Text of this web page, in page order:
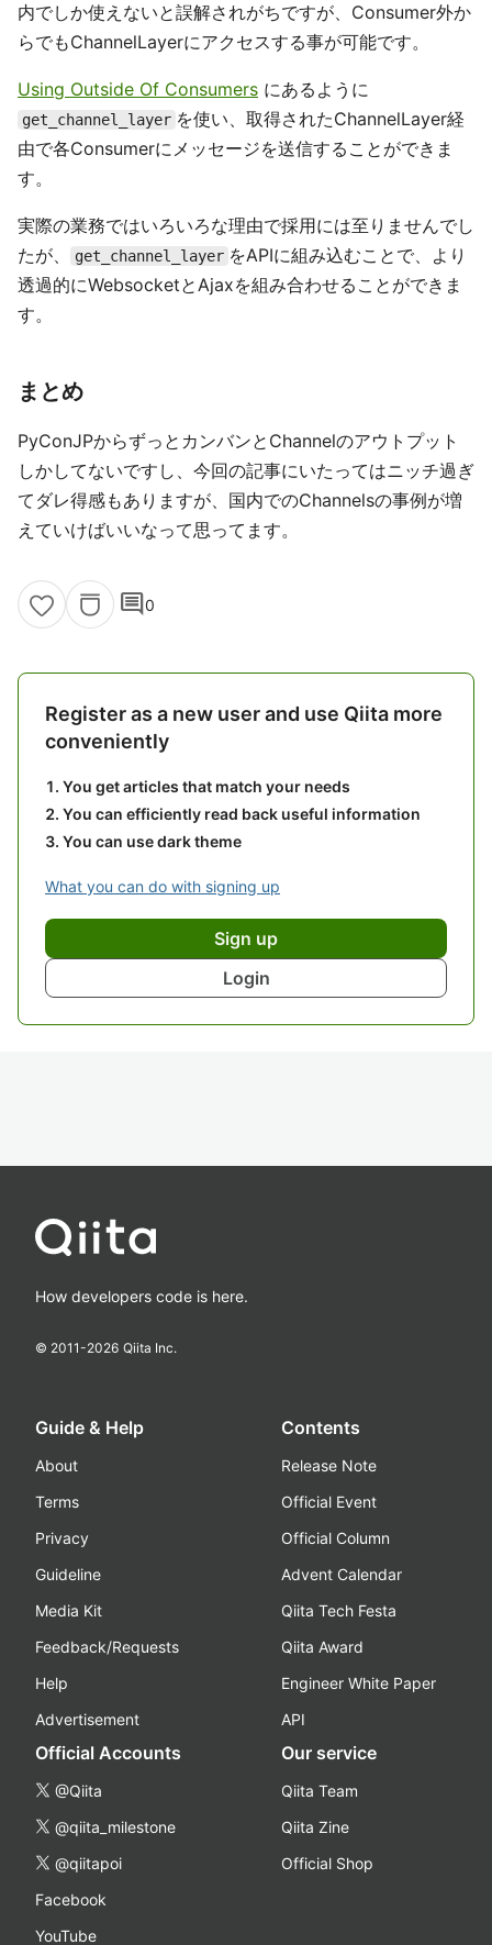
内でしか使えないと誤解されがちですが、Consumer外か
らでもChannelLayerにアクセスする事が可能です。
Using Outside Of Consumers にあるように
get_channel_layer を使い、取得されたChannelLayer経
由で各Consumerにメッセージを送信することができま
す。
実際の業務ではいろいろな理由で採用には至りませんでし
たが、
get_channel_layer をAPIに組み込むことで、より
透過的にWebsocketとAjaxを組み合わせることができま
す。
まとめ
PyConJPからずっとカンバンとChannelのアウトプット
しかしてないですし、今回の記事にいたってはニッチ過ぎ
てダレ得感もありますが、国内でのChannelsの事例が増
えていけばいいなって思ってます。
comment0
Register as a new user and use Qiita more
conveniently
You get articles that match your needs
You can efficiently read back useful information
You can use dark theme
What you can do with signing up
Sign up
Login
How developers code is here.
© 2011-2026 Qiita Inc.
Guide & Help
About
Terms
Privacy
Guideline
Media Kit
Feedback/Requests
Help
Advertisement
Contents
Release Note
Official Event
Official Column
Advent Calendar
Qiita Tech Festa
Qiita Award
Engineer White Paper
API
Official Accounts
@Qiita
@qiita_milestone
@qiitapoi
Facebook
YouTube
Our service
Qiita Team
Qiita Zine
Official Shop